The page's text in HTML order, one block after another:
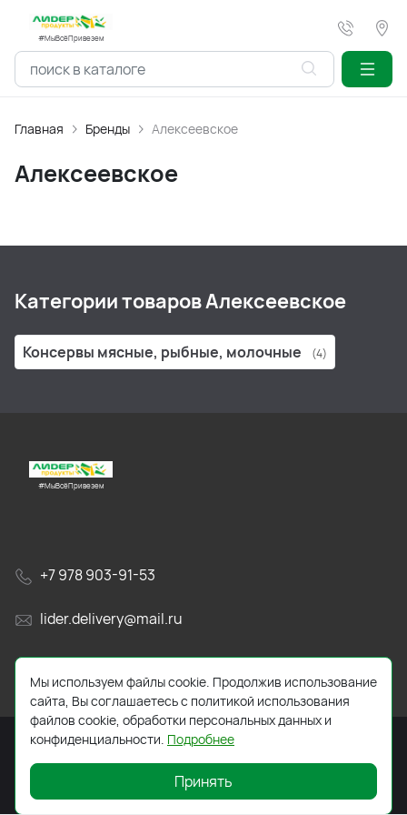
#МыВсёПривезем
Главная Бренды Алексеевское
Алексеевское
Категории товаров Алексеевское
Консервы мясные, рыбные, молочные (4)
#МыВсёПривезем
+7 978 903-91-53
lider.delivery@mail.ru
просп. Генерала Острякова, 65А
2026 © Все права защищены. Работает наReadyScript
Мы используем файлы cookie. Продолжив использование
сайта, Вы соглашаетесь с политикой использования
файлов cookie, обработки персональных данных и
конфиденциальности. Подробнее
Принять